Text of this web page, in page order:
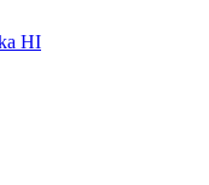
HI